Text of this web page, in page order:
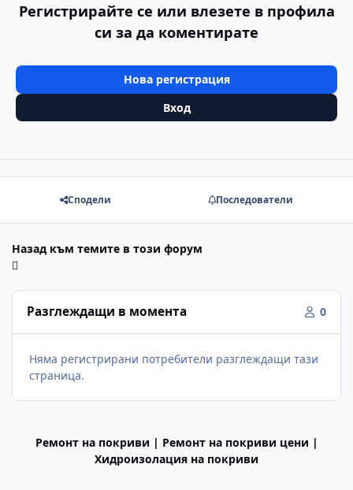
Регистрирайте се или влезете в профила
си за да коментирате
Нова регистрация
Вход
Сподели Последователи
Назад към темите в този форум
Разглеждащи в момента 0
Няма регистрирани потребители разглеждащи тази
страница.
Ремонт на покриви | Ремонт на покриви цени |
Хидроизолация на покриви